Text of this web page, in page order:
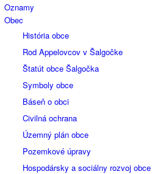
Oznamy
Obec
História obce
Rod Appelovcov v Šalgočke
Štatút obce Šalgočka
Symboly obce
Báseň o obci
Civilná ochrana
Územný plán obce
Pozemkové úpravy
Hospodársky a sociálny rozvoj obce